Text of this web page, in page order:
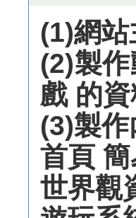
(1)網
(2)製
戲 的
(3)製作
首頁
世界觀